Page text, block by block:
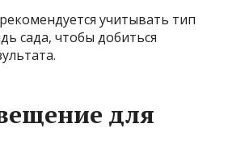
учитывать тип
сада, чтобы добиться
для